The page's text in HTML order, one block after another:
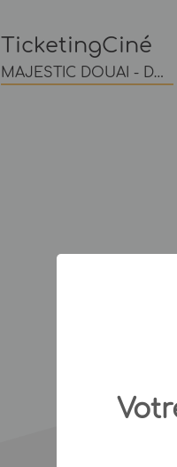
TicketingCiné
MAJESTIC DOUAI - Douai